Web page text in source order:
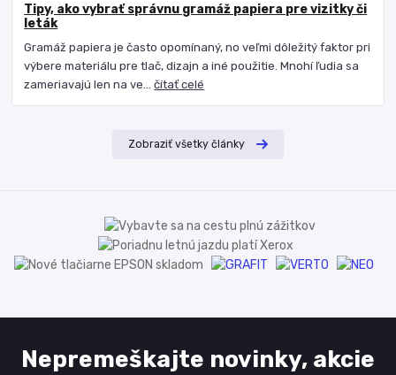
Tipy, ako vybrať správnu gramáž papiera pre vizitky či
leták
Gramáž papiera je často opomínaný, no veľmi dôležitý faktor pri
výbere materiálu pre tlač, dizajn a iné použitie. Mnohí ľudia sa
zameriavajú len na ve...čítať celé
Zobraziť všetky články
Nepremeškajte novinky, akcie